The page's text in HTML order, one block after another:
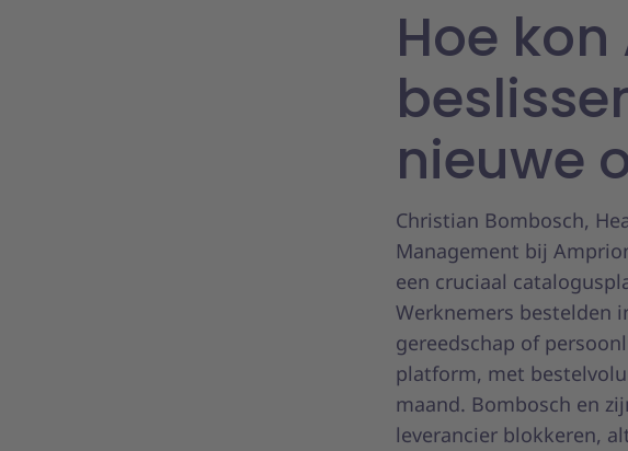
Hoe
nieuwe
Christian Bombosch,
Management bij
een cruciaal
Werknemers bestelden
gereedschap of
platform, met
maand. Bombosch en
leverancier blokkeren,